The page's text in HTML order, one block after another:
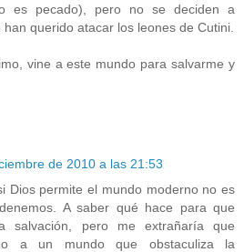
es pecado), pero no se deciden a
querido atacar los leones de Cutini.
vine a este mundo para salvarme y
de 2010 a las 21:53
Dios permite el mundo moderno no es
A saber qué hace para que
salvación, pero me extrañaría que
a un mundo que obstaculiza la